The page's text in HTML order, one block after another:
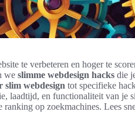
te verbeteren en hoger te
we slimme webdesign hacks die
slim webdesign tot specifieke
laadtijd, en functionaliteit van je
ranking op zoekmachines. Lees